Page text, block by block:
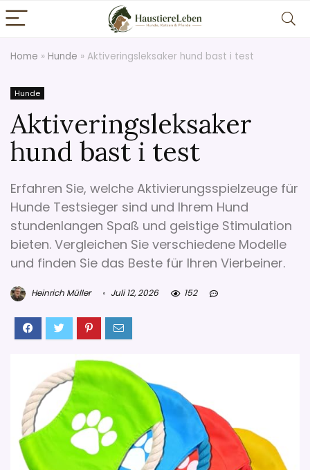
Home » Hunde » Aktiveringsleksaker hund bast i test
Hunde
Aktiveringsleksaker
hund bast i test
Erfahren Sie, welche Aktivierungsspielzeuge für
Hunde Testsieger sind und Ihrem Hund
stundenlangen Spaß und geistige Stimulation
bieten. Vergleichen Sie verschiedene Modelle
und finden Sie das Beste für Ihren Vierbeiner.
Heinrich Müller Juli 12, 2026 152